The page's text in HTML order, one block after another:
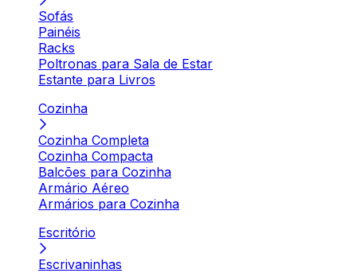
Sofás
Painéis
Racks
Poltronas para Sala de Estar
Estante para Livros
Cozinha
Cozinha Completa
Cozinha Compacta
Balcões para Cozinha
Armário Aéreo
Armários para Cozinha
Escritório
Escrivaninhas